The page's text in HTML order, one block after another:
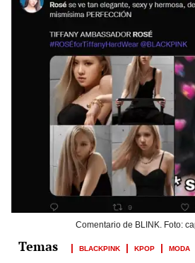
Comentario de BLINK. Foto:
BLACKPINK KPOP MODA